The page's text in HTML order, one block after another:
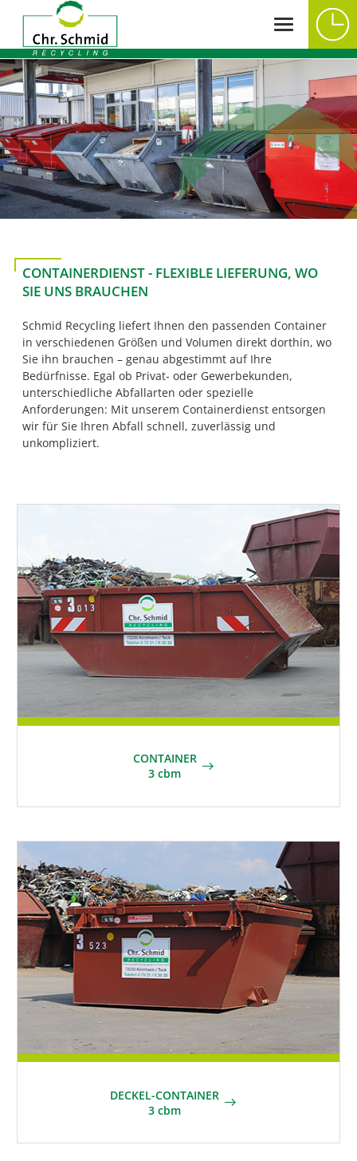
CONTAINERDIENST - FLEXIBLE LIEFERUNG, WO
SIE UNS BRAUCHEN
Schmid Recycling liefert Ihnen den passenden Container
in verschiedenen Größen und Volumen direkt dorthin, wo
Sie ihn brauchen – genau abgestimmt auf Ihre
Bedürfnisse. Egal ob Privat- oder Gewerbekunden,
unterschiedliche Abfallarten oder spezielle
Anforderungen: Mit unserem Containerdienst entsorgen
wir für Sie Ihren Abfall schnell, zuverlässig und
unkompliziert.
CONTAINER
3 cbm
DECKEL-CONTAINER
3 cbm